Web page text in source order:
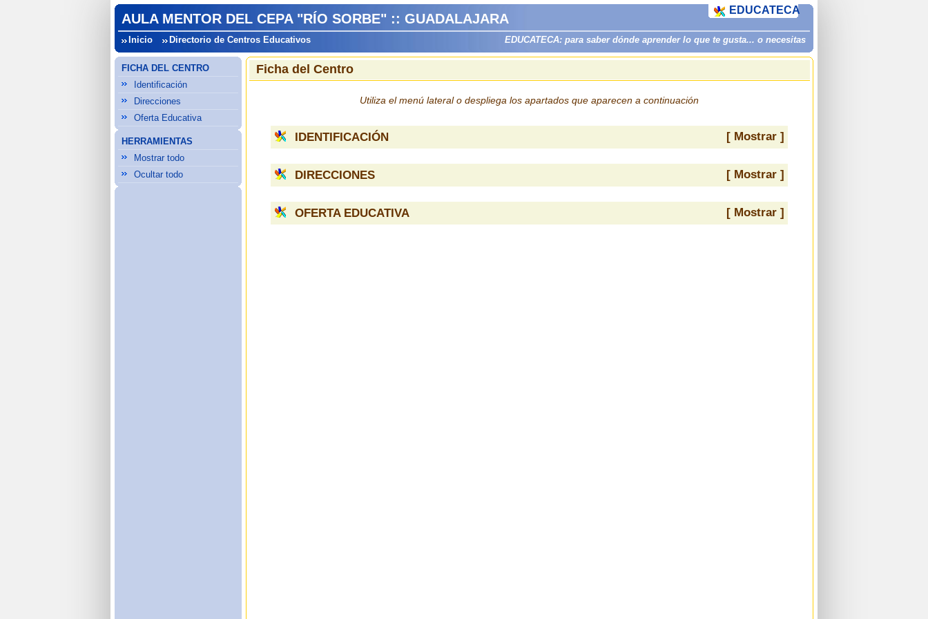
AULA MENTOR DEL CEPA "RÍO SORBE" :: GUADALAJARA
Inicio Directorio de Centros Educativos EDUCATECA: para saber dónde aprender lo que te gusta... o necesitas
EDUCATECA
FICHA DEL CENTRO
Identificación
Direcciones
Oferta Educativa
HERRAMIENTAS
Mostrar todo
Ocultar todo
Ficha del Centro
Utiliza el menú lateral o despliega los apartados que aparecen a continuación
IDENTIFICACIÓN [ Mostrar ]
DIRECCIONES [ Mostrar ]
OFERTA EDUCATIVA [ Mostrar ]